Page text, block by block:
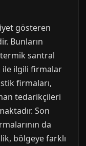
gösteren
Bunların
santral
ile ilgili firmalar
firmaları,
tedarikçileri
Son
da
bölgeye farklı